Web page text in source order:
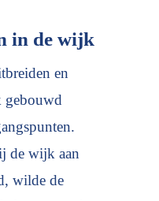
in de wijk
en
gebouwd
de wijk aan
wilde de